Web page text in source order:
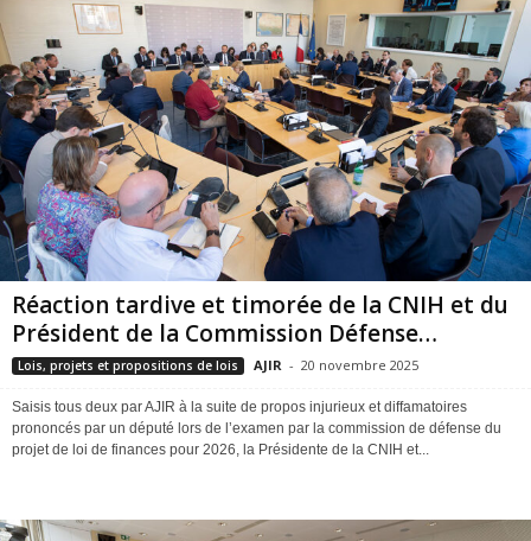
Réaction tardive et timorée de la CNIH et du
Président de la Commission Défense…
Lois, projets et propositions de lois AJIR - 20 novembre 2025
Saisis tous deux par AJIR à la suite de propos injurieux et diffamatoires
prononcés par un député lors de l’examen par la commission de défense du
projet de loi de finances pour 2026, la Présidente de la CNIH et...